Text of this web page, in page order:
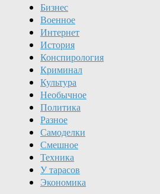
Бизнес
Военное
Интернет
История
Конспирология
Криминал
Культура
Необычное
Политика
Разное
Самоделки
Смешное
Техника
У тарасов
Экономика